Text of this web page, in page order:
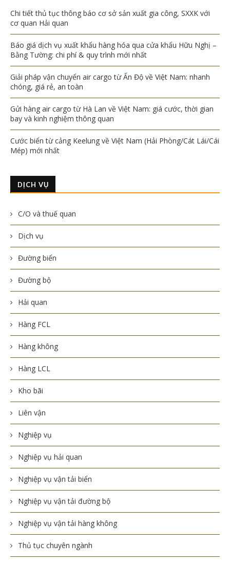
Chi tiết thủ tục thông báo cơ sở sản xuất gia công, SXXK với
cơ quan Hải quan
Báo giá dịch vụ xuất khẩu hàng hóa qua cửa khẩu Hữu Nghị –
Bằng Tường: chi phí & quy trình mới nhất
Giải pháp vận chuyển air cargo từ Ấn Độ về Việt Nam: nhanh
chóng, giá rẻ, an toàn
Gửi hàng air cargo từ Hà Lan về Việt Nam: giá cước, thời gian
bay và kinh nghiệm thông quan
Cước biển từ cảng Keelung về Việt Nam (Hải Phòng/Cát Lái/Cái
Mép) mới nhất
DỊCH VỤ
C/O và thuế quan
Dịch vụ
Đường biển
Đường bộ
Hải quan
Hàng FCL
Hàng không
Hàng LCL
Kho bãi
Liên vận
Nghiệp vụ
Nghiệp vụ hải quan
Nghiệp vụ vận tải biển
Nghiệp vụ vận tải đường bộ
Nghiệp vụ vận tải hàng không
Thủ tục chuyên ngành